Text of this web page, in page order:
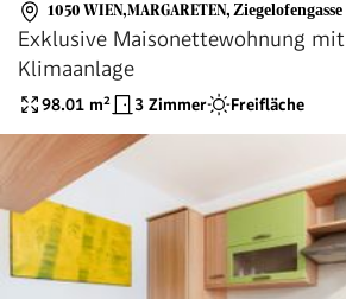
1050 WIEN,MARGARETEN, Ziegelofengasse
Exklusive Maisonettewohnung mit
Klimaanlage
98.01 m² 3 Zimmer Freifläche